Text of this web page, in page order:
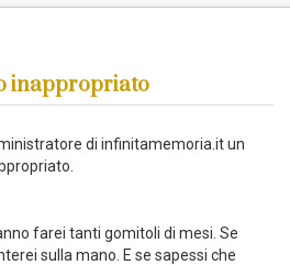
inappropriato
di infinitamemoria.it un
farei tanti gomitoli di mesi. Se
sulla mano. E se sapessi che